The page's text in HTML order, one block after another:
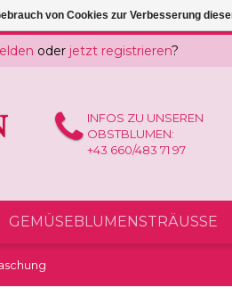
oder jetzt registrieren?
INFOS ZU UNSEREN
OBSTBLUMEN:
+43 660/483 71 97
GEMÜSEBLUMENSTRÄUSSE
von Cookies zur Verbesserung